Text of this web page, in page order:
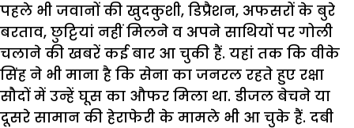
पहले भी जवानों की खुदकुशी, डिप्रैशन, अफसरों के बुरे
बरताव, छुट्टियां नहीं मिलने व अपने साथियों पर गोली
चलाने की खबरें कई बार आ चुकी हैं. यहां तक कि वीके
सिंह ने भी माना है कि सेना का जनरल रहते हुए रक्षा
सौदों में उन्हें घूस का औफर मिला था. डीजल बेचने या
दूसरे सामान की हेराफेरी के मामले भी आ चुके हैं. दबी